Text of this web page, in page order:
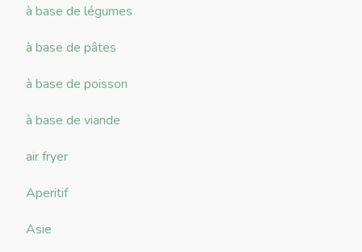
à base de légumes
à base de pâtes
à base de poisson
à base de viande
air fryer
Aperitif
Asie